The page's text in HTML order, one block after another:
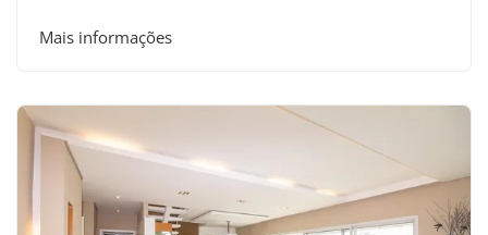
Mais informações